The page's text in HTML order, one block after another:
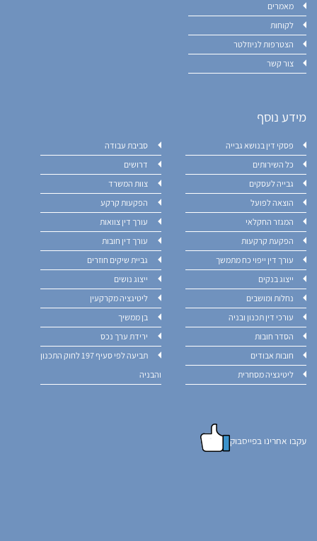
מאמרים
לקוחות
הצטרפות לניוזלטר
צור קשר
מידע נוסף
פסקי דין בנושא גבייה
כל השירותים
גבייה לעסקים
הוצאה לפועל
המגזר החקלאי
הפקעת קרקעות
עורך דין ייפוי כח מתמשך
ייצוג בנקים
נחלות ומושבים
עורכי דין תכנון ובניה
הסדר חובות
חובות אבודים
ליטיגציה מסחרית
סביבת עבודה
דרושים
צוות המשרד
הפקעות קרקע
עורך דין צוואות
עורך דין חובות
גביית שיקים חוזרים
ייצוג נושים
ליטיגציה מקרקעין
בן ממשיך
ירידת ערך נכס
תביעה לפי סעיף 197 לחוק התכנון
והבניה
עקבו אחרינו בפייסבוק